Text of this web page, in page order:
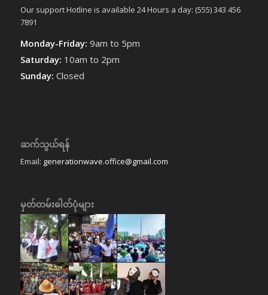
Our support Hotline is available 24 Hours a day: (555) 343 456
7891
Monday-Friday: 9am to 5pm
Saturday: 10am to 2pm
Sunday: Closed
ဆက်သွယ်ရန်
Email: generationwave.office@gmail.com
မှတ်တမ်းဓါတ်ပုံများ